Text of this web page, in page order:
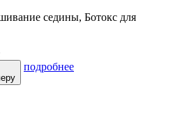
седины, Ботокс для
подробнее